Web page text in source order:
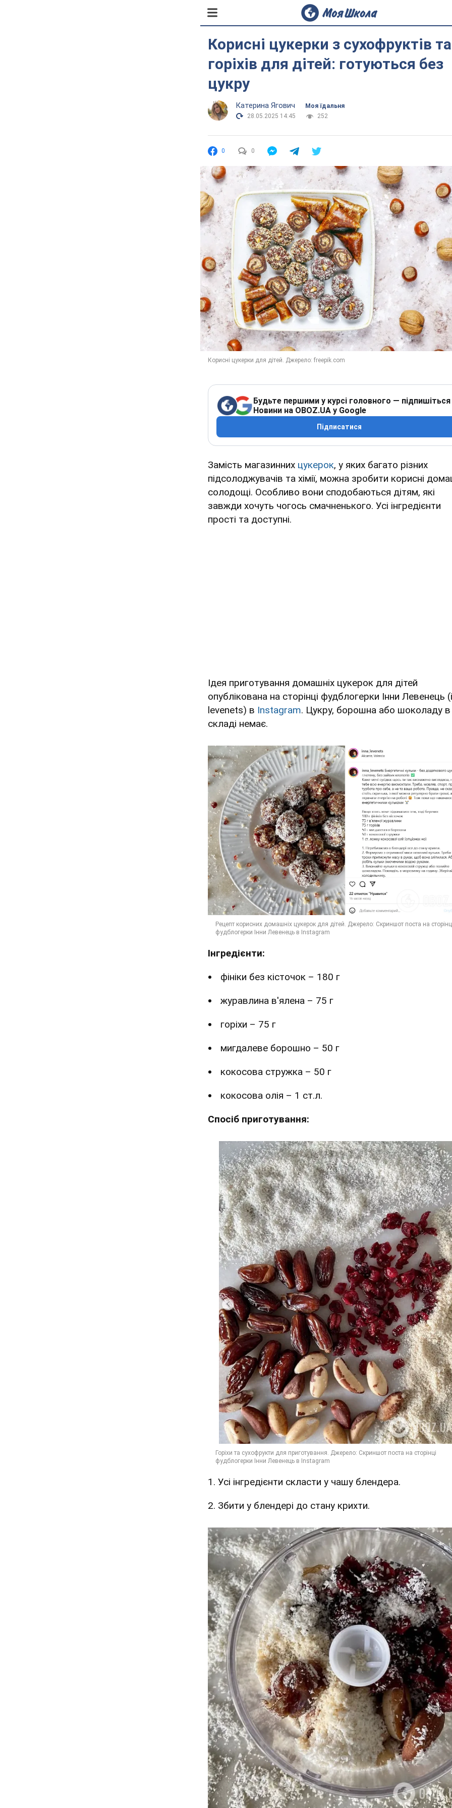
Корисні цукерки з сухофруктів та
горіхів для дітей: готуються без
цукру
Катерина Ягович
Моя їдальня
28.05.2025 14:45
252
0 0
Будьте першими у курсі головного — підпишіться
Новини на OBOZ.UA у Google
Підписатися
Замість магазинних цукерок, у яких багато різних
підсолоджувачів та хімії, можна зробити корисні
солодощі. Особливо вони сподобаються дітям, які
завжди хочуть чогось смачненького. Усі інгредієнти
прості та доступні.
Ідея приготування домашніх цукерок для дітей
опублікована на сторінці фудблогерки Інни Левенець
levenets) в Instagram. Цукру, борошна або шоколаду в
складі немає.
Інгредієнти:
фініки без кісточок – 180 г
журавлина в'ялена – 75 г
горіхи – 75 г
мигдалеве борошно – 50 г
кокосова стружка – 50 г
кокосова олія – 1 ст.л.
Спосіб приготування:
1. Усі інгредієнти скласти у чашу блендера.
2. Збити у блендері до стану крихти.